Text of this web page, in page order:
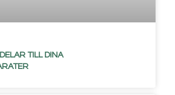
TILL DINA